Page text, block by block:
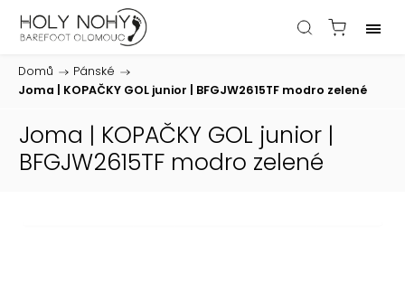
Domů / Pánské /
Joma | KOPAČKY GOL junior | BFGJW2615TF modro zelené
Joma | KOPAČKY GOL junior |
BFGJW2615TF modro zelené